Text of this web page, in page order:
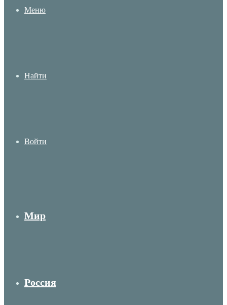
Меню
Найти
Войти
Мир
Россия